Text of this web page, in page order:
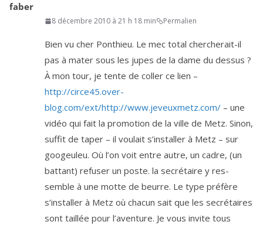
faber
8 décembre 2010 à 21 h 18 min Permalien
Bien vu cher Ponthieu. Le mec total cher­che­rait-il
pas à mater sous les jupes de la dame du des­sus ?
À mon tour, je tente de col­ler ce lien –
http://circe45.over-
blog.com/ext/http://www.jeveuxmetz.com/ – une
vidéo qui fait la pro­mo­tion de la ville de Metz. Sinon,
suf­fit de taper – il vou­lait s’ins­tal­ler à Metz – sur
goo­geu­leu. Où l’on voit entre autre, un cadre, (un
bat­tant) refu­ser un poste. la secré­taire y res­
semble à une motte de beurre. Le type pré­fère
s’ins­tal­ler à Metz où cha­cun sait que les secré­taires
sont taillée pour l’a­ven­ture. Je vous invite tous